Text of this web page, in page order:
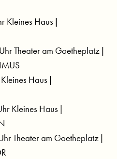
Kleines Haus |
Theater am Goetheplatz |
Haus |
Kleines Haus |
Theater am Goetheplatz |